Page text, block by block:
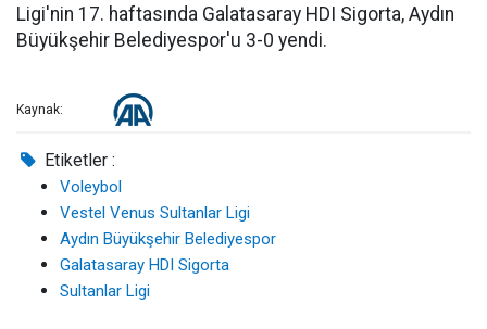
Ligi'nin 17. haftasında Galatasaray HDI Sigorta, Aydın
Büyükşehir Belediyespor'u 3-0 yendi.
Kaynak:
Etiketler :
Voleybol
Vestel Venus Sultanlar Ligi
Aydın Büyükşehir Belediyespor
Galatasaray HDI Sigorta
Sultanlar Ligi